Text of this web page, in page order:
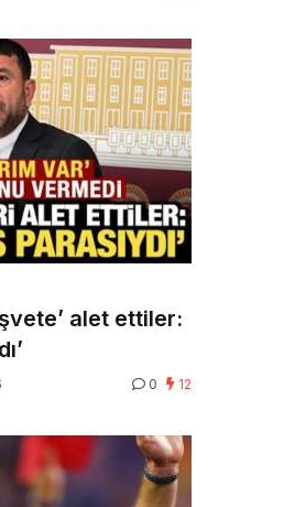
alet ettiler:
0 12